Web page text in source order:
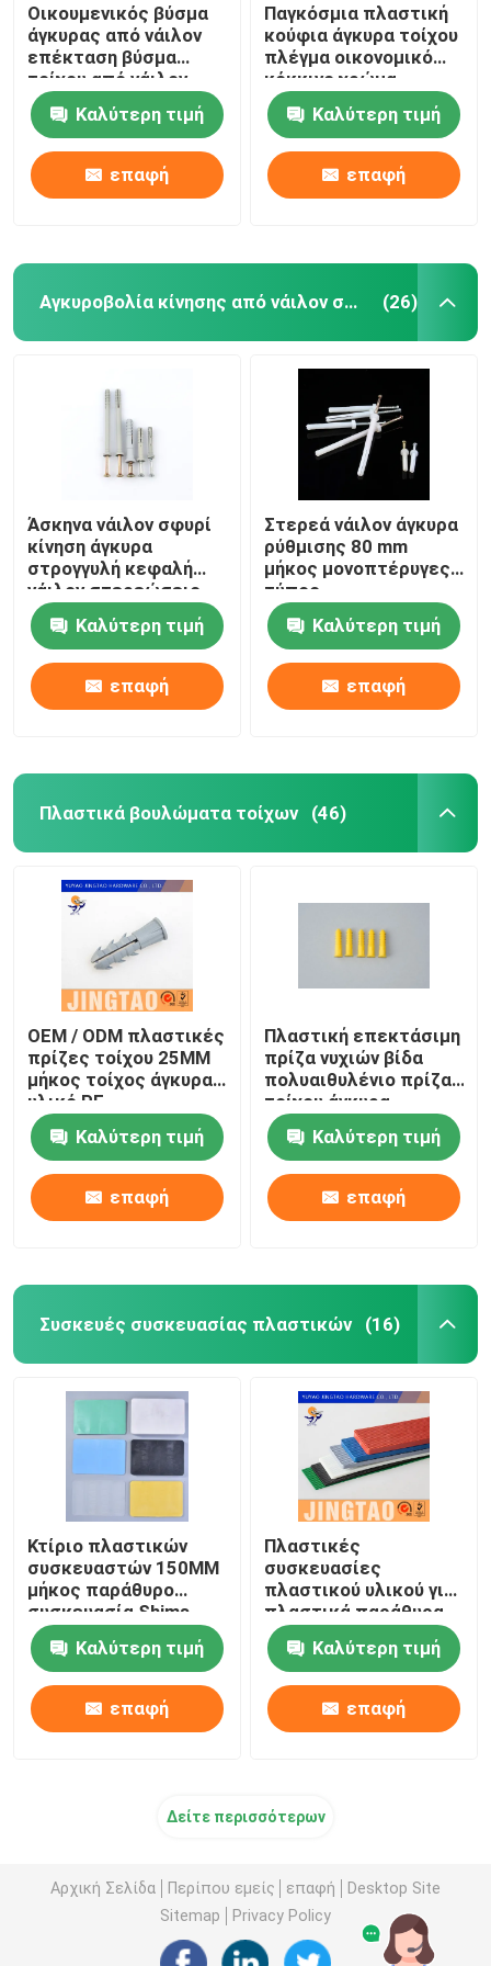
Οικουμενικός βύσμα
άγκυρας από νάιλον
επέκταση βύσμα
τοίχου από νάιλον
μήκος 25 mm
Καλύτερη τιμή
επαφή
Παγκόσμια πλαστική
κούφια άγκυρα τοίχου
πλέγμα οικονομικό
κόκκινο χρώμα
Καλύτερη τιμή
επαφή
Αγκυροβολία κίνησης από νάιλον σφυρί (26)
Άσκηνα νάιλον σφυρί
κίνηση άγκυρα
στρογγυλή κεφαλή
νάιλον στερεώσεις
πλαίσιο
Καλύτερη τιμή
επαφή
Στερεά νάιλον άγκυρα
ρύθμισης 80 mm
μήκος μονοπτέρυγες
τύπος
Καλύτερη τιμή
επαφή
Πλαστικά βουλώματα τοίχων (46)
OEM / ODM πλαστικές
πρίζες τοίχου 25MM
μήκος τοίχος άγκυρα
υλικό PE
Καλύτερη τιμή
επαφή
Πλαστική επεκτάσιμη
πρίζα νυχιών βίδα
πολυαιθυλένιο πρίζα
τοίχου άγκυρα
Καλύτερη τιμή
επαφή
Συσκευές συσκευασίας πλαστικών (16)
Κτίριο πλαστικών
συσκευαστών 150MM
μήκος παράθυρο
συσκευασία Shims
υλικό PP
Καλύτερη τιμή
επαφή
Πλαστικές
συσκευασίες
πλαστικού υλικού για
πλαστικά παράθυρα
Καλύτερη τιμή
επαφή
Δείτε περισσότερων
Αρχική Σελίδα Περίπου εμείς επαφή
Desktop Site
Sitemap
Privacy Policy